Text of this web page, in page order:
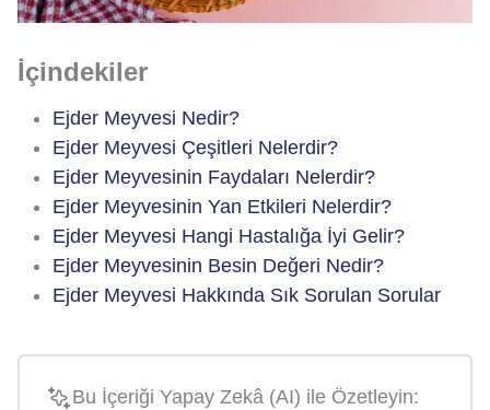
İçindekiler
Ejder Meyvesi Nedir?
Ejder Meyvesi Çeşitleri Nelerdir?
Ejder Meyvesinin Faydaları Nelerdir?
Ejder Meyvesinin Yan Etkileri Nelerdir?
Ejder Meyvesi Hangi Hastalığa İyi Gelir?
Ejder Meyvesinin Besin Değeri Nedir?
Ejder Meyvesi Hakkında Sık Sorulan Sorular
Bu İçeriği Yapay Zekâ (AI) ile Özetleyin: